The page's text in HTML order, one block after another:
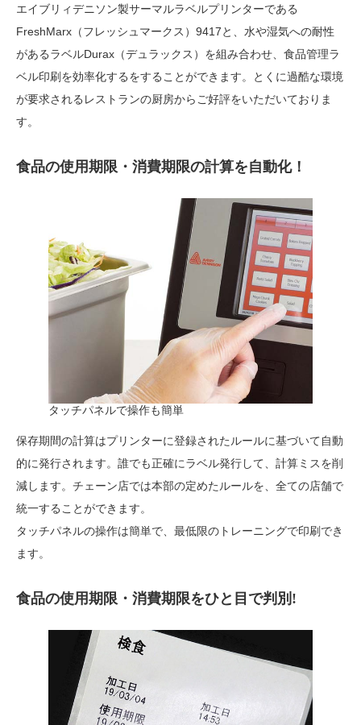
エイブリィデニソン製サーマルラベルプリンターである
FreshMarx（フレッシュマークス）9417と、水や湿気への耐性
があるラベルDurax（デュラックス）を組み合わせ、食品管理ラ
ベル印刷を効率化するをすることができます。とくに過酷な環境
が要求されるレストランの厨房からご好評をいただいておりま
す。
食品の使用期限・消費期限の計算を自動化！
タッチパネルで操作も簡単
保存期間の計算はプリンターに登録されたルールに基づいて自動
的に発行されます。誰でも正確にラベル発行して、計算ミスを削
減します。チェーン店では本部の定めたルールを、全ての店舗で
統一することができます。
タッチパネルの操作は簡単で、最低限のトレーニングで印刷でき
ます。
食品の使用期限・消費期限をひと目で判別!